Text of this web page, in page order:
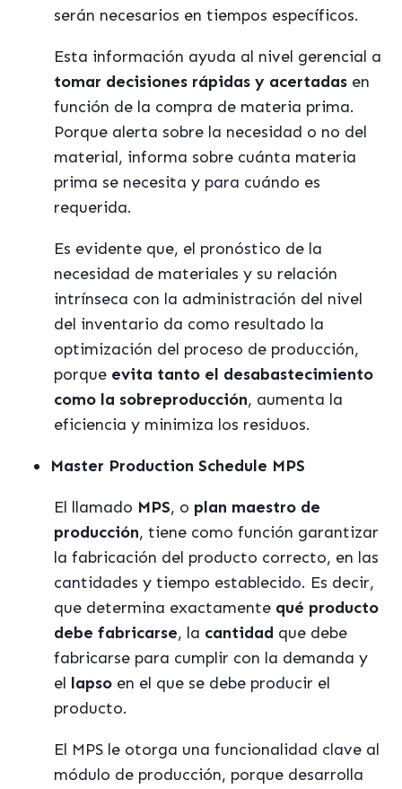
serán necesarios en tiempos específicos.
Esta información ayuda al nivel gerencial a
tomar decisiones rápidas y acertadas en
función de la compra de materia prima.
Porque alerta sobre la necesidad o no del
material, informa sobre cuánta materia
prima se necesita y para cuándo es
requerida.
Es evidente que, el pronóstico de la
necesidad de materiales y su relación
intrínseca con la administración del nivel
del inventario da como resultado la
optimización del proceso de producción,
porque evita tanto el desabastecimiento
como la sobreproducción, aumenta la
eficiencia y minimiza los residuos.
Master Production Schedule MPS
El llamado MPS, o plan maestro de
producción, tiene como función garantizar
la fabricación del producto correcto, en las
cantidades y tiempo establecido. Es decir,
que determina exactamente qué producto
debe fabricarse, la cantidad que debe
fabricarse para cumplir con la demanda y
el lapso en el que se debe producir el
producto.
El MPS le otorga una funcionalidad clave al
módulo de producción, porque desarrolla